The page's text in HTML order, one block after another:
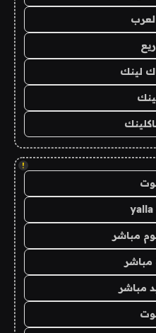
لينك
!
مباشر
مباشر
مباشر